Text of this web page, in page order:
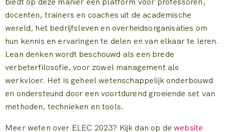
docenten, trainers en coaches uit de academische
wereld, het bedrijfsleven en overheidsorganisaties om
hun kennis en ervaringen te delen en van elkaar te leren.
Lean denken wordt beschouwd als een brede
verbeterfilosofie, voor zowel management als
werkvloer. Het is geheel wetenschappelijk onderbouwd
en ondersteund door een voortdurend groeiende set van
methoden, technieken en tools.
Meer weten over ELEC 2023? Kijk dan op dewebsite